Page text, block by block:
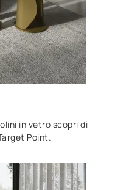
in vetro scopri di
Point.